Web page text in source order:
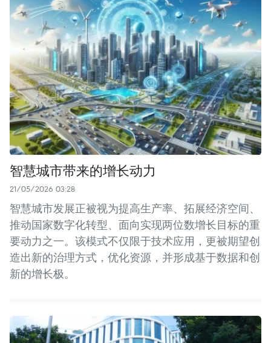
智慧城市带来的增长动力
21/05/2026 03:28
智慧城市发展正被视为提高生产率、拓展经济空间、
推动国家数字化转型、面向实现两位数增长目标的重
要动力之一。该模式不仅限于技术应用，更被期望创
造出新的治理方式，优化资源，并形成基于数据和创
新的增长极。